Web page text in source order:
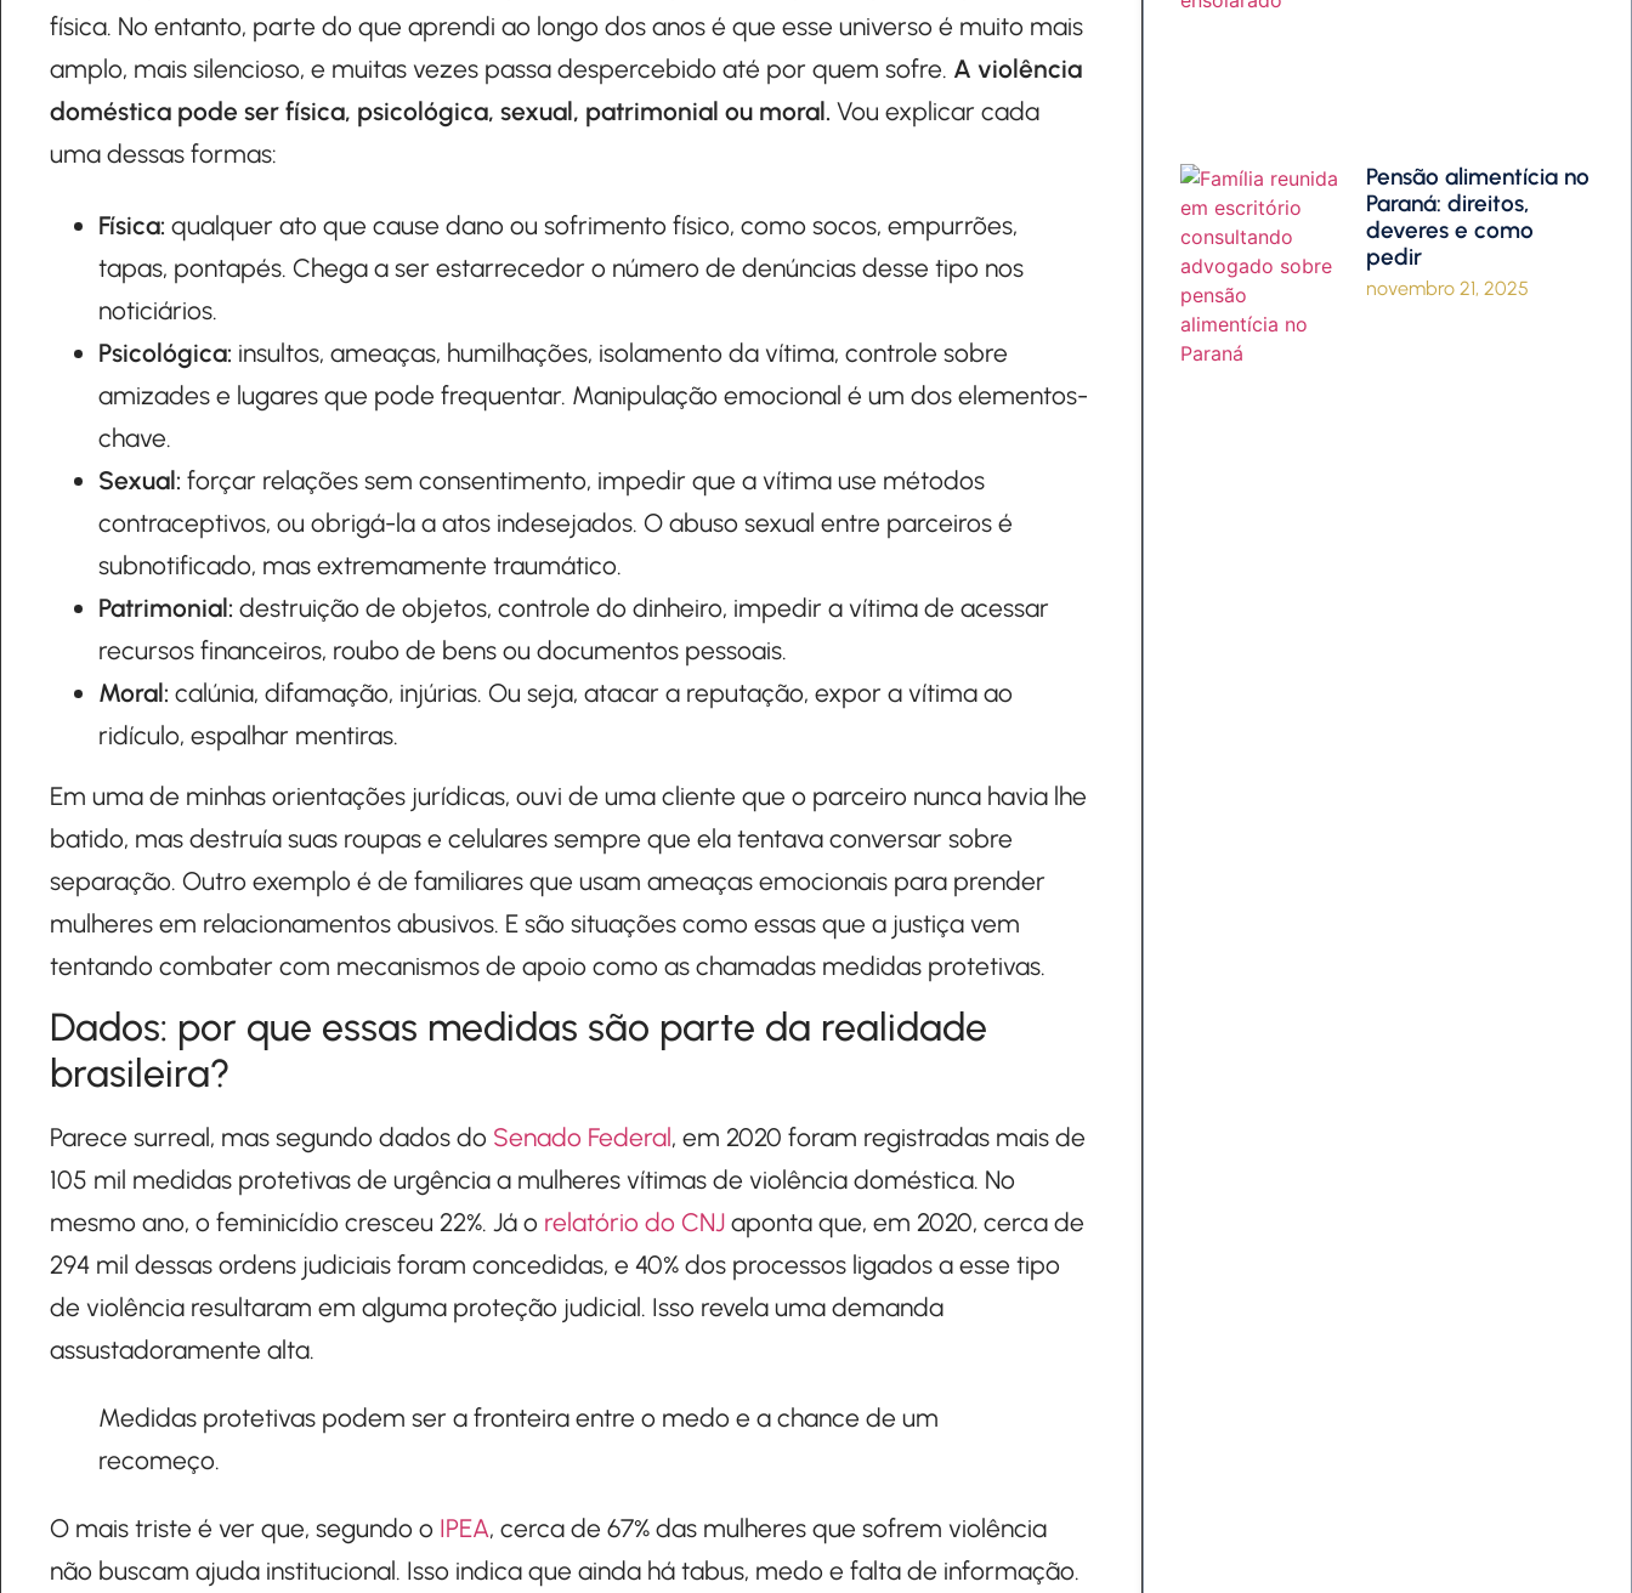
física. No entanto, parte do que aprendi ao longo dos anos é que esse universo é muito mais
amplo, mais silencioso, e muitas vezes passa despercebido até por quem sofre. A violência
doméstica pode ser física, psicológica, sexual, patrimonial ou moral. Vou explicar cada
uma dessas formas:
Física: qualquer ato que cause dano ou sofrimento físico, como socos, empurrões,
tapas, pontapés. Chega a ser estarrecedor o número de denúncias desse tipo nos
noticiários.
Psicológica: insultos, ameaças, humilhações, isolamento da vítima, controle sobre
amizades e lugares que pode frequentar. Manipulação emocional é um dos elementos-
chave.
Sexual: forçar relações sem consentimento, impedir que a vítima use métodos
contraceptivos, ou obrigá-la a atos indesejados. O abuso sexual entre parceiros é
subnotificado, mas extremamente traumático.
Patrimonial: destruição de objetos, controle do dinheiro, impedir a vítima de acessar
recursos financeiros, roubo de bens ou documentos pessoais.
Moral: calúnia, difamação, injúrias. Ou seja, atacar a reputação, expor a vítima ao
ridículo, espalhar mentiras.
Em uma de minhas orientações jurídicas, ouvi de uma cliente que o parceiro nunca havia lhe
batido, mas destruía suas roupas e celulares sempre que ela tentava conversar sobre
separação. Outro exemplo é de familiares que usam ameaças emocionais para prender
mulheres em relacionamentos abusivos. E são situações como essas que a justiça vem
tentando combater com mecanismos de apoio como as chamadas medidas protetivas.
Dados: por que essas medidas são parte da realidade
brasileira?
Parece surreal, mas segundo dados do Senado Federal, em 2020 foram registradas mais de
105 mil medidas protetivas de urgência a mulheres vítimas de violência doméstica. No
mesmo ano, o feminicídio cresceu 22%. Já o relatório do CNJ aponta que, em 2020, cerca de
294 mil dessas ordens judiciais foram concedidas, e 40% dos processos ligados a esse tipo
de violência resultaram em alguma proteção judicial. Isso revela uma demanda
assustadoramente alta.
Medidas protetivas podem ser a fronteira entre o medo e a chance de um
recomeço.
O mais triste é ver que, segundo o IPEA, cerca de 67% das mulheres que sofrem violência
não buscam ajuda institucional. Isso indica que ainda há tabus, medo e falta de informação.
Pensão alimentícia no
Paraná: direitos,
deveres e como
pedir
novembro 21, 2025